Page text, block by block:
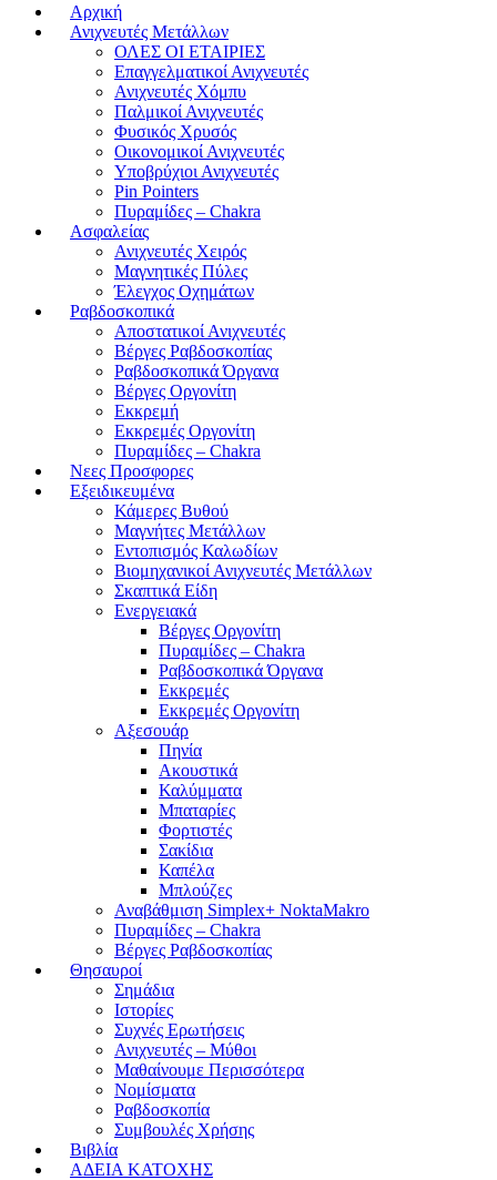
Αρχική
Ανιχνευτές Μετάλλων
ΟΛΕΣ ΟΙ ΕΤΑΙΡΙΕΣ
Επαγγελματικοί Ανιχνευτές
Ανιχνευτές Χόμπυ
Παλμικοί Ανιχνευτές
Φυσικός Χρυσός
Οικονομικοί Ανιχνευτές
Υποβρύχιοι Ανιχνευτές
Pin Pointers
Πυραμίδες – Chakra
Ασφαλείας
Ανιχνευτές Χειρός
Μαγνητικές Πύλες
Έλεγχος Οχημάτων
Ραβδοσκοπικά
Αποστατικοί Ανιχνευτές
Βέργες Ραβδοσκοπίας
Ραβδοσκοπικά Όργανα
Βέργες Οργονίτη
Εκκρεμή
Εκκρεμές Οργονίτη
Πυραμίδες – Chakra
Νεες Προσφορες
Εξειδικευμένα
Κάμερες Βυθού
Μαγνήτες Μετάλλων
Εντοπισμός Καλωδίων
Βιομηχανικοί Ανιχνευτές Μετάλλων
Σκαπτικά Είδη
Ενεργειακά
Βέργες Οργονίτη
Πυραμίδες – Chakra
Ραβδοσκοπικά Όργανα
Εκκρεμές
Εκκρεμές Οργονίτη
Αξεσουάρ
Πηνία
Ακουστικά
Καλύμματα
Μπαταρίες
Φορτιστές
Σακίδια
Καπέλα
Μπλούζες
Αναβάθμιση Simplex+ NoktaMakro
Πυραμίδες – Chakra
Βέργες Ραβδοσκοπίας
Θησαυροί
Σημάδια
Ιστορίες
Συχνές Ερωτήσεις
Ανιχνευτές – Μύθοι
Μαθαίνουμε Περισσότερα
Νομίσματα
Ραβδοσκοπία
Συμβουλές Χρήσης
Βιβλία
ΑΔΕΙΑ ΚΑΤΟΧΗΣ